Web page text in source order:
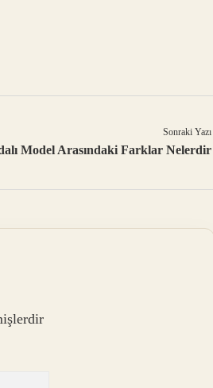
Sonraki Yazı
Model Arasındaki Farklar Nelerdir